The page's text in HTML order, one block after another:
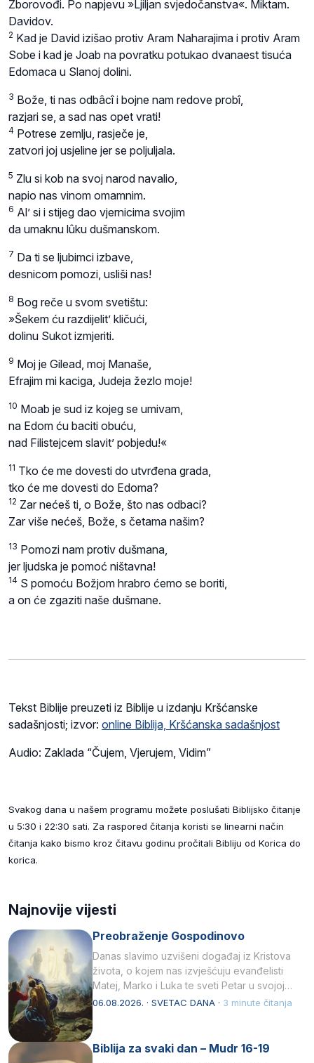
Zborovođi. Po napjevu »Ljiljan svjedočanstva«. Miktam.
Davidov.
2 Kad je David izišao protiv Aram Naharajima i protiv Aram
Sobe i kad je Joab na povratku potukao dvanaest tisuća
Edomaca u Slanoj dolini.
3 Bože, ti nas odbâcî i bojne nam redove probî,
razjari se, a sad nas opet vrati!
4 Potrese zemlju, rasječe je,
zatvori joj usjeline jer se poljuljala.
5 Zlu si kob na svoj narod navalio,
napio nas vinom omamnim.
6 Al’ si i stijeg dao vjernicima svojim
da umaknu lûku dušmanskom.
7 Da ti se ljubimci izbave,
desnicom pomozi, usliši nas!
8 Bog reče u svom svetištu:
»Šekem ću razdijelit’ kličući,
dolinu Sukot izmjeriti.
9 Moj je Gilead, moj Manaše,
Efrajim mi kaciga, Judeja žezlo moje!
10 Moab je sud iz kojeg se umivam,
na Edom ću baciti obuću,
nad Filistejcem slavit’ pobjedu!«
11 Tko će me dovesti do utvrđena grada,
tko će me dovesti do Edoma?
12 Zar nećeš ti, o Bože, što nas odbaci?
Zar više nećeš, Bože, s četama našim?
13 Pomozi nam protiv dušmana,
jer ljudska je pomoć ništavna!
14 S pomoću Božjom hrabro ćemo se boriti,
a on će zgaziti naše dušmane.
Tekst Biblije preuzeti iz Biblije u izdanju Kršćanske
sadašnjosti; izvor: online Biblija, Kršćanska sadašnjost
Audio: Zaklada “Čujem, Vjerujem, Vidim”
Svakog dana u našem programu možete poslušati Biblijsko čitanje
u 5:30 i 22:30 sati. Za raspored čitanja koristi se linearni način
čitanja kako bismo kroz čitavu godinu pročitali Bibliju od Korica do
korica.
Najnovije vijesti
Preobraženje Gospodinovo
Danas slavimo uzvišeni događaj iz Kristova
života, o kojem nas izvješćuju evanđelisti
Matej, Marko i Luka te sveti Petar u svojoj
drugoj…
06.08.2026. · SVETAC DANA · 3 minute čitanja
Biblija za svaki dan – Mudr 16-19